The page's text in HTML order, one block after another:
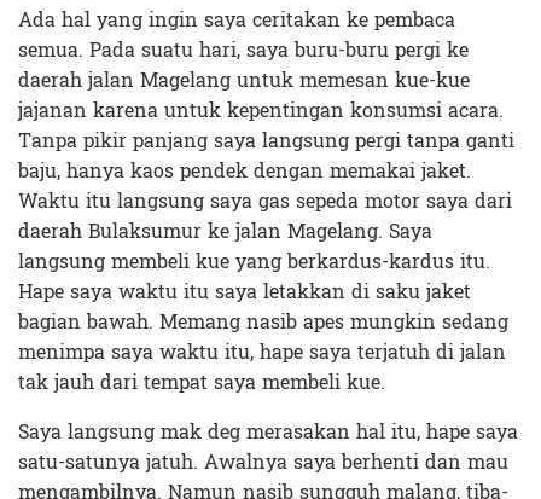
Ada hal yang ingin saya ceritakan ke pembaca
semua. Pada suatu hari, saya buru-buru pergi ke
daerah jalan Magelang untuk memesan kue-kue
jajanan karena untuk kepentingan konsumsi acara.
Tanpa pikir panjang saya langsung pergi tanpa ganti
baju, hanya kaos pendek dengan memakai jaket.
Waktu itu langsung saya gas sepeda motor saya dari
daerah Bulaksumur ke jalan Magelang. Saya
langsung membeli kue yang berkardus-kardus itu.
Hape saya waktu itu saya letakkan di saku jaket
bagian bawah. Memang nasib apes mungkin sedang
menimpa saya waktu itu, hape saya terjatuh di jalan
tak jauh dari tempat saya membeli kue.
Saya langsung mak deg merasakan hal itu, hape saya
satu-satunya jatuh. Awalnya saya berhenti dan mau